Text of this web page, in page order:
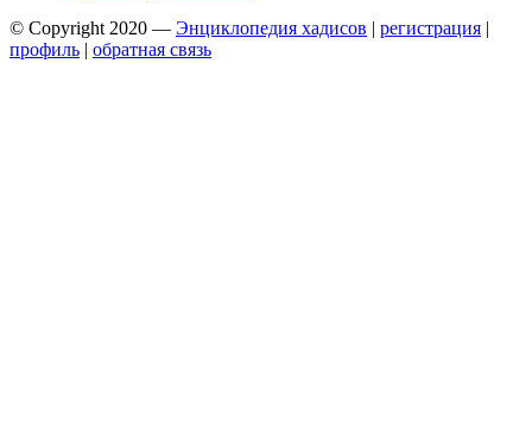
© Copyright 2020 — Энциклопедия хадисов | регистрация |
профиль | обратная связь